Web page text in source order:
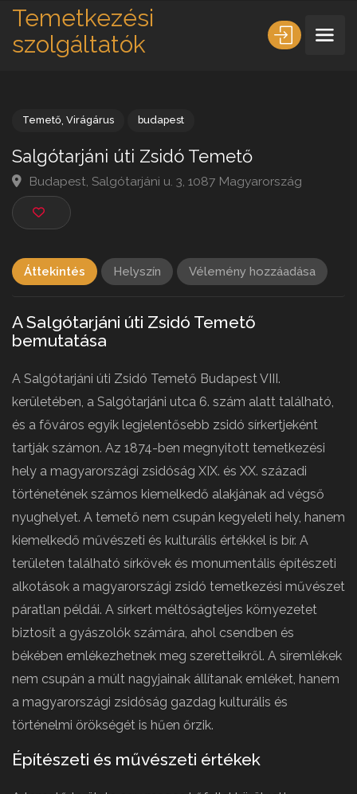
Temetkezési
szolgáltatók
Salgótarjáni úti Zsidó Temető
Budapest, Salgótarjáni u. 3, 1087 Magyarország
Áttekintés Helyszín Vélemény hozzáadása
A Salgótarjáni úti Zsidó Temető
bemutatása
A Salgótarjáni úti Zsidó Temető Budapest VIII.
kerületében, a Salgótarjáni utca 6. szám alatt található,
és a főváros egyik legjelentősebb zsidó sírkertjeként
tartják számon. Az 1874-ben megnyitott temetkezési
hely a magyarországi zsidóság XIX. és XX. századi
történetének számos kiemelkedő alakjának ad végső
nyughelyet. A temető nem csupán kegyeleti hely, hanem
kiemelkedő művészeti és kulturális értékkel is bír. A
területen található sírkövek és monumentális építészeti
alkotások a magyarországi zsidó temetkezési művészet
páratlan példái. A sírkert méltóságteljes környezetet
biztosít a gyászolók számára, ahol csendben és
békében emlékezhetnek meg szeretteikről. A síremlékek
nem csupán a múlt nagyjainak állítanak emléket, hanem
a magyarországi zsidóság gazdag kulturális és
történelmi örökségét is hűen őrzik.
Építészeti és művészeti értékek